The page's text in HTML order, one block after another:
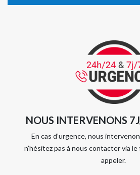
NOUS INTERVENONS
En cas d’urgence, nous
n’hésitez pas à nous contacter via
appeler.